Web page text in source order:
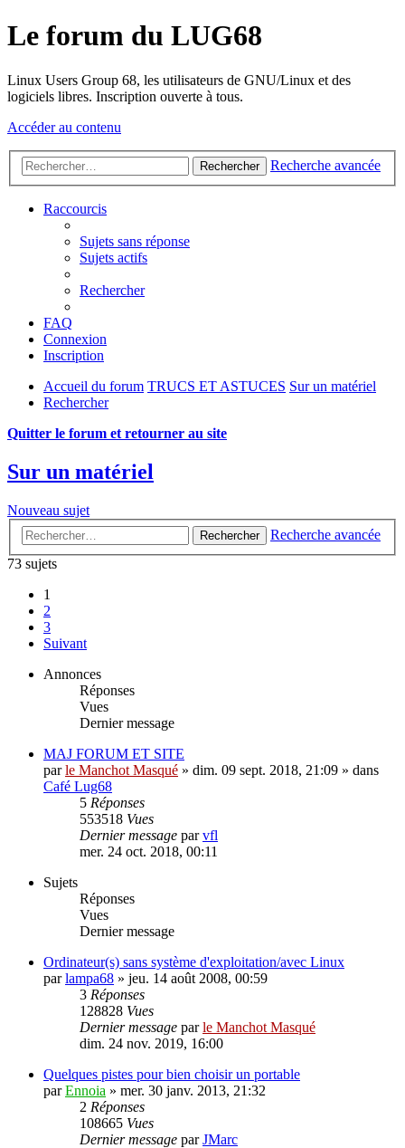
Le forum du LUG68
Linux Users Group 68, les utilisateurs de GNU/Linux et des
logiciels libres. Inscription ouverte à tous.
Accéder au contenu
Rechercher Recherche avancée
Raccourcis
Sujets sans réponse
Sujets actifs
Rechercher
FAQ
Connexion
Inscription
Accueil du forum TRUCS ET ASTUCES Sur un matériel
Rechercher
Quitter le forum et retourner au site
Sur un matériel
Nouveau sujet
Rechercher
Recherche avancée
73 sujets
1
2
3
Suivant
Annonces
Réponses
Vues
Dernier message
MAJ FORUM ET SITE
parle Manchot Masqué » dim. 09 sept. 2018, 21:09 » dans
Café Lug68
5 Réponses
553518 Vues
Dernier message parvfl
mer. 24 oct. 2018, 00:11
Sujets
Réponses
Vues
Dernier message
Ordinateur(s) sans système d'exploitation/avec Linux
parlampa68 » jeu. 14 août 2008, 00:59
3 Réponses
128828 Vues
Dernier message parle Manchot Masqué
dim. 24 nov. 2019, 16:00
Quelques pistes pour bien choisir un portable
parEnnoia » mer. 30 janv. 2013, 21:32
2 Réponses
108665 Vues
Dernier message parJMarc